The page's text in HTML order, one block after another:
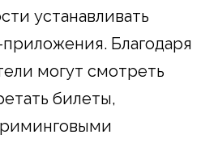
устанавливать
Благодаря
могут смотреть
билеты,